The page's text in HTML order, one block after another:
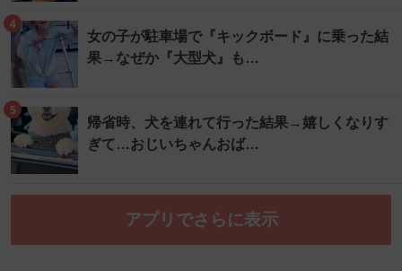
4
女の子が駐車場で『キックボード』に乗った結
果→なぜか『大型犬』も…
5
帰省時、犬を連れて行った結果→嬉しくなりす
ぎて…おじいちゃんおば…
アプリでさらに表示